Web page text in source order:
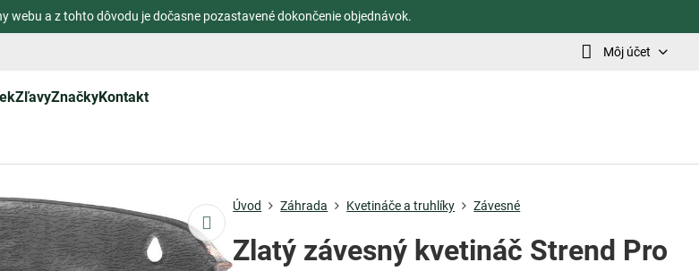
webu a z tohto dôvodu je dočasne pozastavené dokončenie objednávok.
Môj účet
ZľavyZnačkyKontakt
Úvod Záhrada Kvetináče a truhlíky Závesné
Zlatý závesný kvetináč Strend Pro